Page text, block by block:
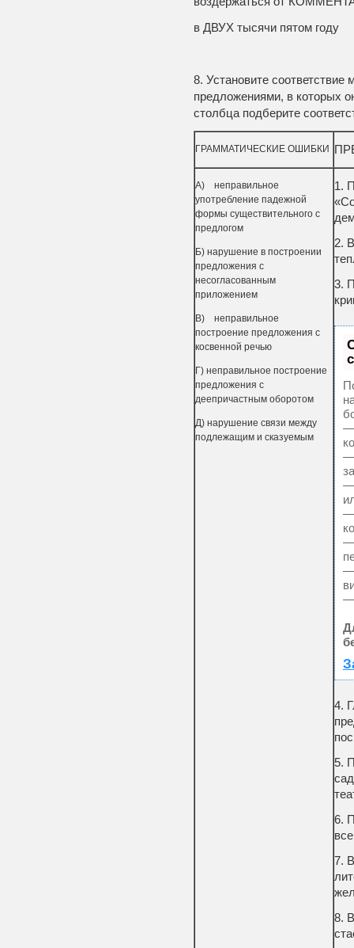
в ДВУХ тысячи пятом году
8. Установите
предложениями, в которых
столбца подберите
ГРАММАТИЧЕСКИЕ ОШИБКИ
A) неправильное
употребление падежной
формы существительного с
предлогом
Б) нарушение в построении
предложения с
несогласованным
приложением
B) неправильное
построение предложения с
косвенной речью
Г) неправильное построение
предложения с
деепричастным оборотом
Д) нарушение связи между
подлежащим и сказуемым
1.
2.
3.
—
—
—
—
—
—
—
4.
5.
6.
7.
8.